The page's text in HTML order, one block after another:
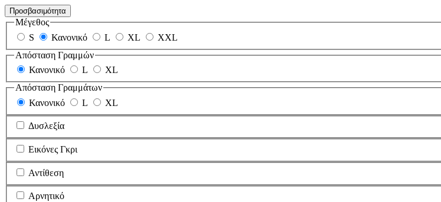
Προσβασιμότητα
Μέγεθος
S
Κανονικό L XL
XXL
Απόσταση Γραμμών
Κανονικό
L
XL
Απόσταση Γραμμάτων
Κανονικό
L XL
Δυσλεξία
Εικόνες Γκρι
Αντίθεση
Αρνητικό